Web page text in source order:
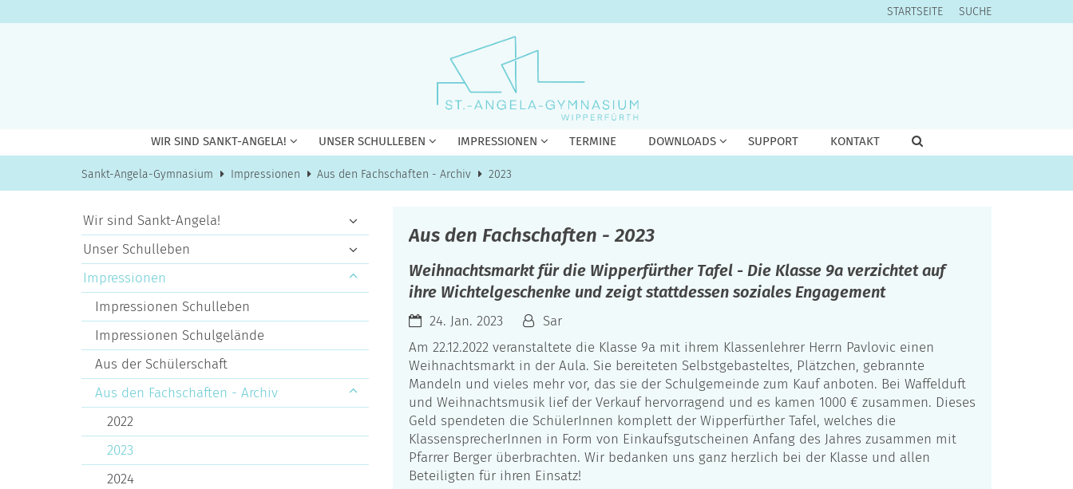
STARTSEITE SUCHE
WIR SIND SANKT-ANGELA! UNSER SCHULLEBEN IMPRESSIONEN TERMINE DOWNLOADS SUPPORT KONTAKT
Sankt-Angela-Gymnasium Impressionen Aus den Fachschaften - Archiv 2023
Aus den Fachschaften - 2023
Weihnachtsmarkt für die Wipperfürther Tafel - Die Klasse 9a verzichtet auf
ihre Wichtelgeschenke und zeigt stattdessen soziales Engagement
24. Jan. 2023
Sar
Am 22.12.2022 veranstaltete die Klasse 9a mit ihrem Klassenlehrer Herrn Pavlovic einen
Weihnachtsmarkt in der Aula. Sie bereiteten Selbstgebasteltes, Plätzchen, gebrannte
Mandeln und vieles mehr vor, das sie der Schulgemeinde zum Kauf anboten. Bei Waffelduft
und Weihnachtsmusik lief der Verkauf hervorragend und es kamen 1000 € zusammen. Dieses
Geld spendeten die SchülerInnen komplett der Wipperfürther Tafel, welches die
KlassensprecherInnen in Form von Einkaufsgutscheinen Anfang des Jahres zusammen mit
Pfarrer Berger überbrachten. Wir bedanken uns ganz herzlich bei der Klasse und allen
Beteiligten für ihren Einsatz!
Wir sind Sankt-Angela!
Unser Schulleben
Impressionen
Impressionen Schulleben
Impressionen Schulgelände
Aus der Schülerschaft
Aus den Fachschaften - Archiv
2022
2023
2024